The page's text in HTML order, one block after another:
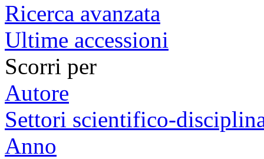
Ricerca avanzata
Ultime accessioni
Scorri per
Autore
Settori scientifico-
Anno